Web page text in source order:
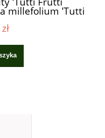
millefolium 'Tutti